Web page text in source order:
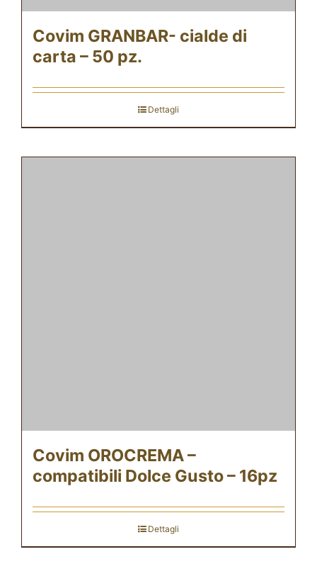
Covim GRANBAR- cialde di
carta – 50 pz.
Dettagli
Covim OROCREMA –
compatibili Dolce Gusto – 16pz
Dettagli